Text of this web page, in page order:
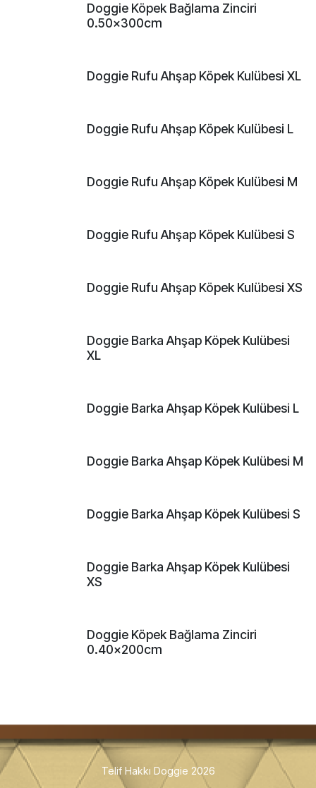
Doggie Köpek Bağlama Zinciri
0.50x300cm
Doggie Rufu Ahşap Köpek Kulübesi XL
Doggie Rufu Ahşap Köpek Kulübesi L
Doggie Rufu Ahşap Köpek Kulübesi M
Doggie Rufu Ahşap Köpek Kulübesi S
Doggie Rufu Ahşap Köpek Kulübesi XS
Doggie Barka Ahşap Köpek Kulübesi
XL
Doggie Barka Ahşap Köpek Kulübesi L
Doggie Barka Ahşap Köpek Kulübesi M
Doggie Barka Ahşap Köpek Kulübesi S
Doggie Barka Ahşap Köpek Kulübesi
XS
Doggie Köpek Bağlama Zinciri
0.40x200cm
Telif Hakkı Doggie 2026